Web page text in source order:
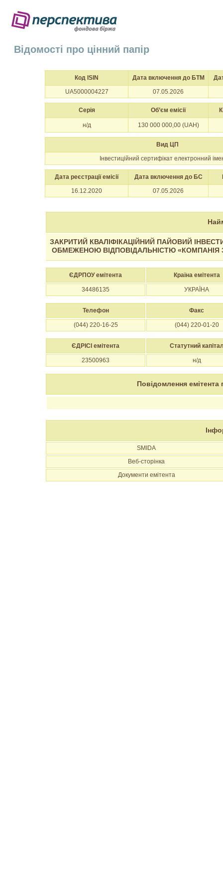
Відомості про цінний папір
Код ISIN Дата включення до БТМ
UA5000004227
07.05.2026
Серія Об’єм емісії
н/д 130 000 000,00 (UAH)
Вид ЦП
Інвестиційний сертифікат електронний
Дата реєстрації емісії Дата включення до БС
16.12.2020
07.05.2026
ЗАКРИТИЙ КВАЛІФІКАЦІЙНИЙ ПАЙОВИЙ
ОБМЕЖЕНОЮ ВІДПОВІДАЛЬНІСТЮ «КОМПАНІЯ
ЄДРПОУ емітента Країна емітента
34486135 УКРАЇНА
Телефон Факс
(044) 220-16-25 (044) 220-01-20
ЄДРІСІ емітента Статутний
23500963 н/д
Повідомлення
SMIDA
Веб-сторінка
Документи емітента